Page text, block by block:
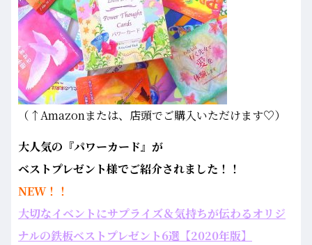
（↑Amazonまたは、店頭でご購入いただけます♡）
大人気の『パワーカード』が
ベストプレゼント様でご紹介されました！！
NEW！！
大切なイベントにサプライズ＆気持ちが伝わるオリジ
ナルの鉄板ベストプレゼント6選【2020年版】